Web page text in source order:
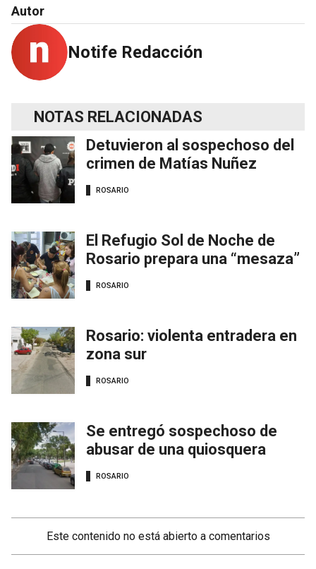
Autor
Notife Redacción
NOTAS RELACIONADAS
Detuvieron al sospechoso del
crimen de Matías Nuñez
ROSARIO
El Refugio Sol de Noche de
Rosario prepara una “mesaza”
ROSARIO
Rosario: violenta entradera en
zona sur
ROSARIO
Se entregó sospechoso de
abusar de una quiosquera
ROSARIO
Este contenido no está abierto a comentarios